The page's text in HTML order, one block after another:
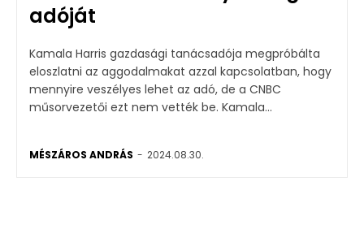
adóját
Kamala Harris gazdasági tanácsadója megpróbálta
eloszlatni az aggodalmakat azzal kapcsolatban, hogy
mennyire veszélyes lehet az adó, de a CNBC
műsorvezetői ezt nem vették be. Kamala...
MÉSZÁROS ANDRÁS - 2024.08.30.